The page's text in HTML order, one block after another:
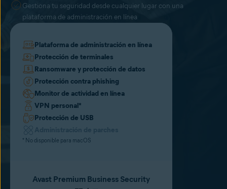
Gestiona tu seguridad desde cualquier lugar con una
plataforma de administración en línea
Plataforma de administración en línea
Protección de terminales
Ransomware y protección de datos
Protección contra phishing
Monitor de actividad en línea
VPN personal*
Protección de USB
* No disponible para macOS
Avast Premium Business Security